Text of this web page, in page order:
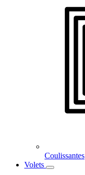
Coulissantes
Volets